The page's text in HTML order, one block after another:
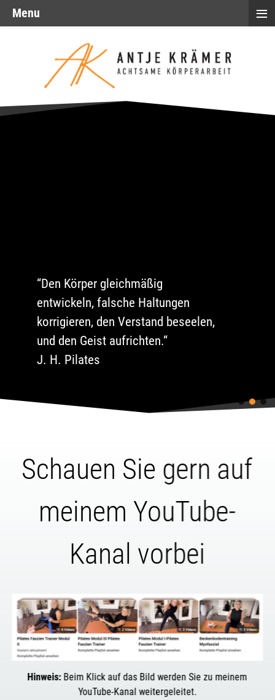
“Den Körper gleichmäßig
entwickeln, falsche Haltungen
korrigieren, den Verstand beseelen,
und den Geist aufrichten.“
J. H. Pilates
Schauen Sie gern auf
meinem YouTube-
Kanal vorbei
Hinweis: Beim Klick auf das Bild werden Sie zu meinem
YouTube-Kanal weitergeleitet.
Menu ≡